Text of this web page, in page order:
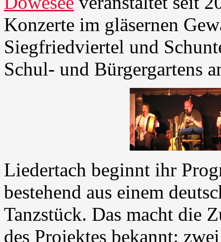
Konzerte im gläsernen
Siegfriedviertel und
Schul- und Bürgergartens
Liedertach beginnt ihr
bestehend aus einem
Tanzstück. Das macht die
des Projektes bekannt: